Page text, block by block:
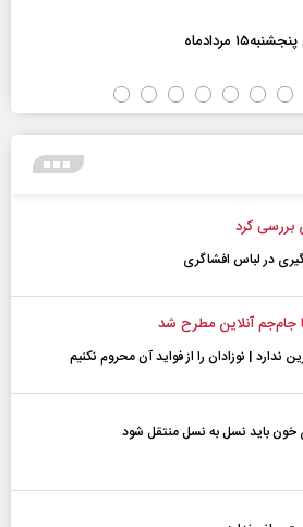
مردادماه
بررسی کرد
در لباس افشاگری
جام‌جم آنلاین مطرح شد
ندارد | نوزادان را از فواید آن محروم نکنیم
باید نسل به نسل منتقل شود